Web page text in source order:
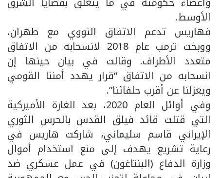
الأوسط.
فهاريس تدعم الاتفاق النووي مع طهران،
ووبخت ترمب عام 2018 لانسحابه من الاتفاق
متعدد الأطراف. وقالت في بيان حينها إن
انسحابه من الاتفاق “قرار يهدد أمننا القومي
ويعزلنا عن أقرب حلفائنا”.
وفي أوائل العام 2020، بعد الغارة الأميركية
التي قتلت قائد فيلق القدس بالحرس الثوري
الإيراني قاسم سليماني، شاركت هاريس في
رعاية تشريع يهدف إلى منع استخدام أموال
وزارة الدفاع (البنتاغون) في عمل عسكري ضد